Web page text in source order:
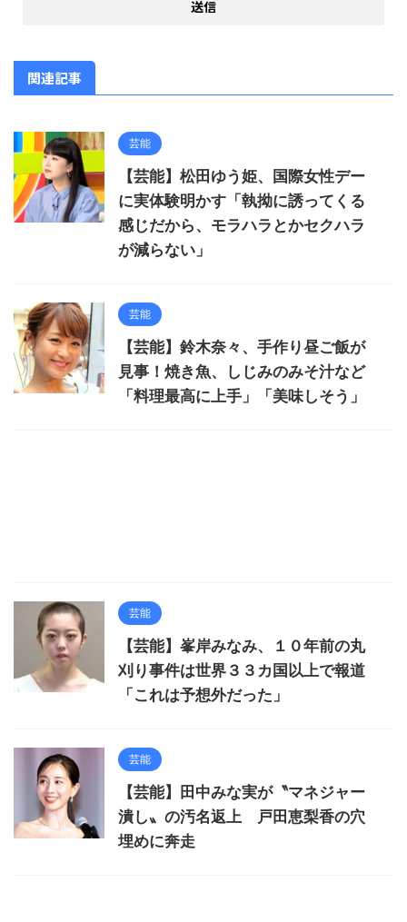
関連記事
芸能
【芸能】松田ゆう姫、国際女性デー
に実体験明かす「執拗に誘ってくる
感じだから、モラハラとかセクハラ
が減らない」
芸能
【芸能】鈴木奈々、手作り昼ご飯が
見事！焼き魚、しじみのみそ汁など
「料理最高に上手」「美味しそう」
芸能
【芸能】峯岸みなみ、１０年前の丸
刈り事件は世界３３カ国以上で報道
「これは予想外だった」
芸能
【芸能】田中みな実が〝マネジャー
潰し〟の汚名返上 戸田恵梨香の穴
埋めに奔走